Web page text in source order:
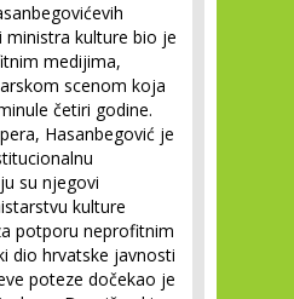
ministra kulture bio je
medijima,
scenom koja
četiri godine.
Hasanbegović je
su njegovi
kulture
potporu neprofitnim
dio hrvatske javnosti
poteze dočekao je